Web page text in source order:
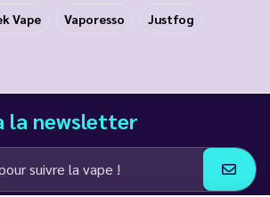
Vape Vaporesso Justfog
la newsletter